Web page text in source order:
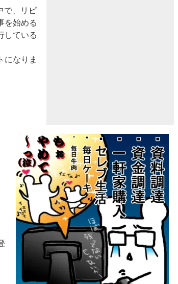
で、リピ
を始める
している
になりま